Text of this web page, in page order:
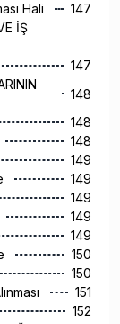
Hali
147
İŞ
147
148
148
148
149
149
149
149
149
150
150
151
152